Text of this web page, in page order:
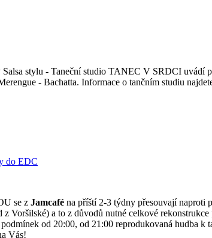
Salsa stylu - Taneční studio TANEC V SRDCI uvádí
- Bachatta. Informace o tančním studiu
do EDC
se z Jamcafé na příští 2-3 týdny přesouvají naproti
Voršilské) a to z důvodů nutné celkové rekonstrukce
od 20:00, od 21:00 reprodukovaná hudba k
Vás!